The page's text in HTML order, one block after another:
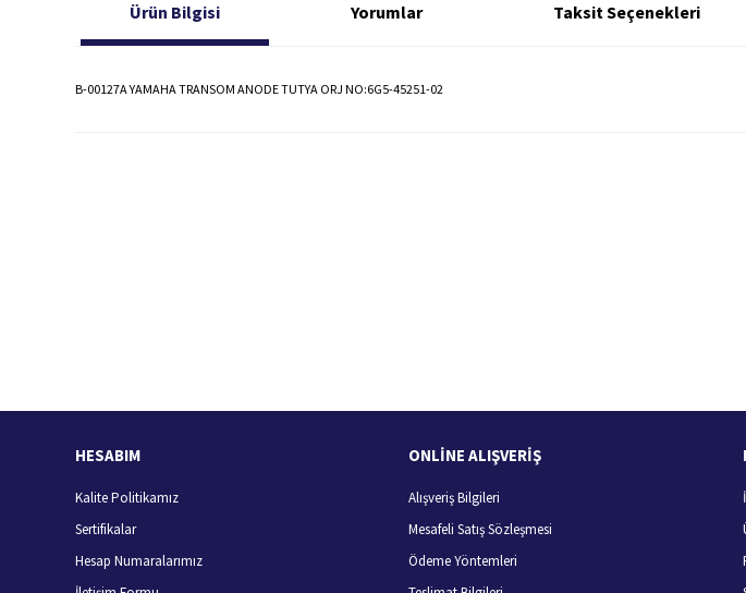
Ürün Bilgisi Yorumlar Taksit Seçenekleri
B-00127A YAMAHA TRANSOM ANODE TUTYA ORJ NO:6G5-45251-02
HESABIM
Kalite Politikamız
Sertifikalar
Hesap Numaralarımız
ONLİNE ALIŞVERİŞ
Alışveriş Bilgileri
Mesafeli Satış Sözleşmesi
Ödeme Yöntemleri